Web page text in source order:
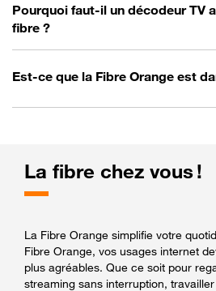
Pourquoi faut-il un décodeur TV
fibre ?
Est-ce que la Fibre Orange est
La fibre chez vous !
La Fibre Orange simplifie votre
Fibre Orange, vos usages internet
plus agréables. Que ce soit pour
streaming sans interruption,